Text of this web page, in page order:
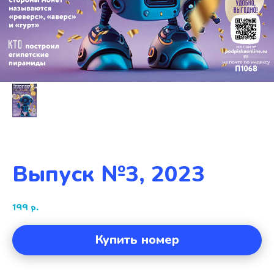
Выпуск №3, 2023
199 р.
Купить номер